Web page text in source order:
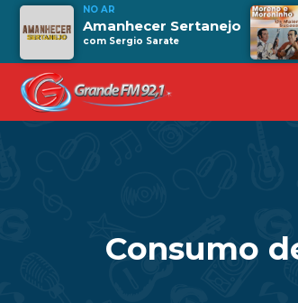
NO AR
Amanhecer Sertanejo
com Sergio Sarate
Consumo